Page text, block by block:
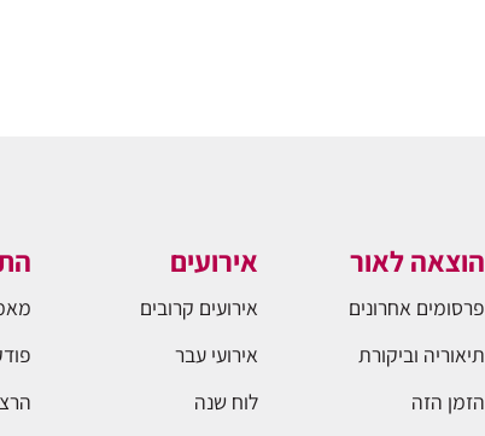
הוצאה לאור
פרסומים אחרונים
תיאוריה וביקורת
הזמן הזה
אירועים
אירועים קרובים
אירועי עבר
לוח שנה